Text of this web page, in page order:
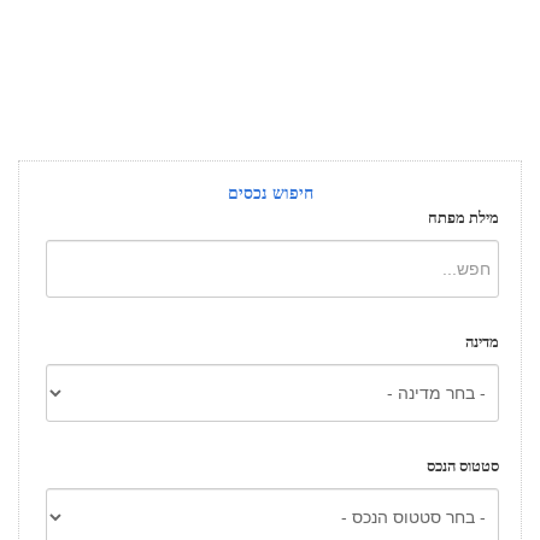
חיפוש נכסים
מילת מפתח
מדינה
סטטוס הנכס